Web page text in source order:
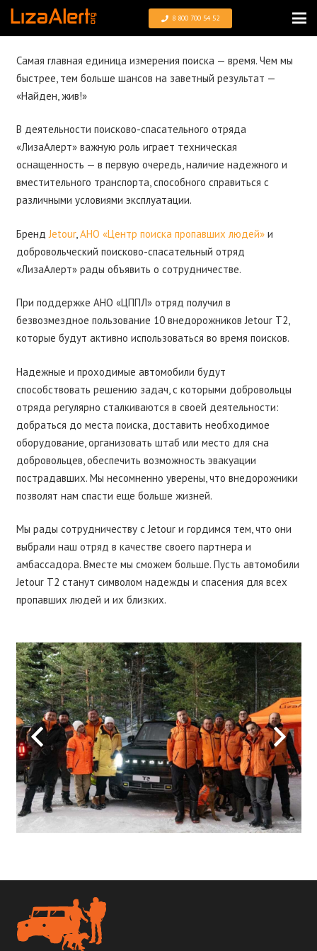
8 800 700 54 52
Самая главная единица измерения поиска — время. Чем мы
быстрее, тем больше шансов на заветный результат —
«Найден, жив!»
В деятельности поисково-спасательного отряда
«ЛизаАлерт» важную роль играет техническая
оснащенность — в первую очередь, наличие надежного и
вместительного транспорта, способного справиться с
различными условиями эксплуатации.
Бренд Jetour, АНО «Центр поиска пропавших людей»и
добровольческий поисково-спасательный отряд
«ЛизаАлерт» рады объявить о сотрудничестве.
При поддержке АНО «ЦППЛ» отряд получил в
безвозмездное пользование 10 внедорожников Jetour Т2,
которые будут активно использоваться во время поисков.
Надежные и проходимые автомобили будут
способствовать решению задач, с которыми добровольцы
отряда регулярно сталкиваются в своей деятельности:
добраться до места поиска, доставить необходимое
оборудование, организовать штаб или место для сна
добровольцев, обеспечить возможность эвакуации
пострадавших. Мы несомненно уверены, что внедорожники
позволят нам спасти еще больше жизней.
Мы рады сотрудничеству с Jetour и гордимся тем, что они
выбрали наш отряд в качестве своего партнера и
амбассадора. Вместе мы сможем больше. Пусть автомобили
Jetour Т2 станут символом надежды и спасения для всех
пропавших людей и их близких.